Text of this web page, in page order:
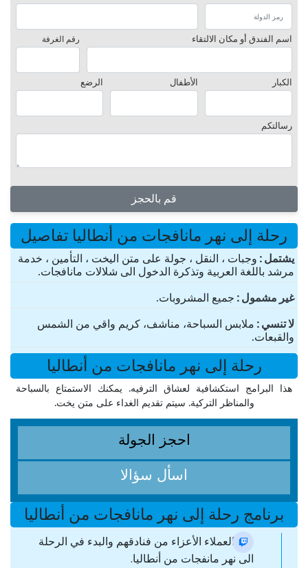
اسم الفندق أو مكان الالتقاء رقم الغرفة
الكبار الأطفال الرضع
رسالتكم
قم بالحجز
رحلة إلى نهر مانافجات من أنطاليا تفاصيل
یشتمل وجبات ، النقل ، جولة على متن اليخت ، التأمين ، خدمة
مرشد باللغة العربية وتذكرة الدخول الى شلالات مانافجات.
غير مشمول جميع المشروبات.
لا تنسي ملابس السباحة، مناشف، كريم واقي من الشمس
والقبعات.
رحلة إلى نهر مانافجات من أنطاليا
هذا البرامج استكشافية لعشاق الترفيه. يمكنك الاستمتاع بالسباحة
والمناظر التركية. سيتم تقديم الغداء على متن يخت.
احجز الجولة
اسأل سؤالا
برنامج رحلة إلى نهر مانافجات من أنطاليا
نقل العملاء الأعزاء من فنادقهم والبدء في الرحلة
الى نهر مانفجات من أنطاليا.